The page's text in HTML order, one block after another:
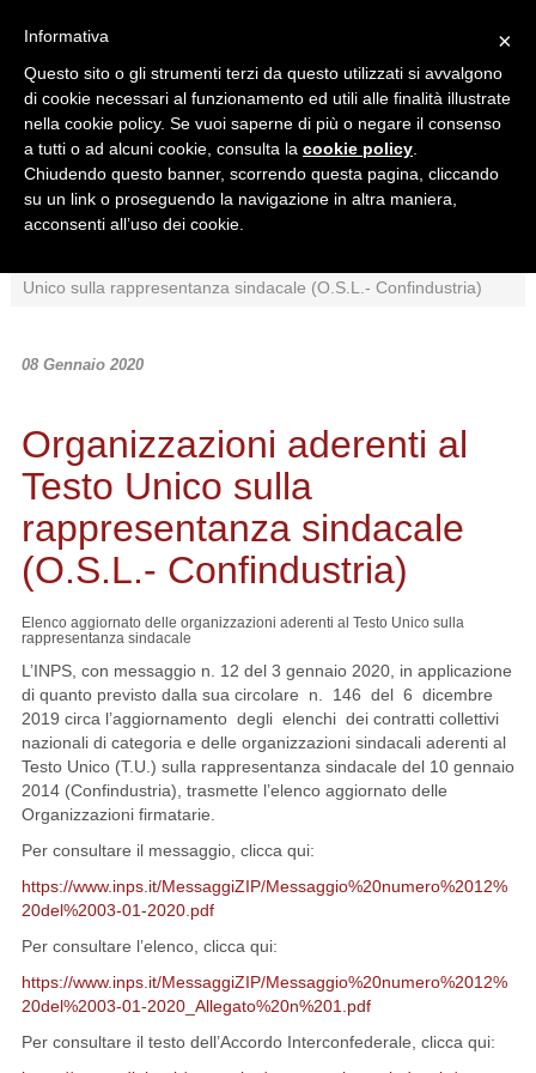
Ricerca in:
Sezione corrente
Tutto il sito
Unico sulla rappresentanza sindacale (O.S.L.- Confindustria)
08 Gennaio 2020
Organizzazioni aderenti al
Testo Unico sulla
rappresentanza sindacale
(O.S.L.- Confindustria)
Elenco aggiornato delle organizzazioni aderenti al Testo Unico sulla
rappresentanza sindacale
L’INPS, con messaggio n. 12 del 3 gennaio 2020, in applicazione
di quanto previsto dalla sua circolare n. 146 del 6 dicembre
2019 circa l’aggiornamento degli elenchi dei contratti collettivi
nazionali di categoria e delle organizzazioni sindacali aderenti al
Testo Unico (T.U.) sulla rappresentanza sindacale del 10 gennaio
2014 (Confindustria), trasmette l’elenco aggiornato delle
Organizzazioni firmatarie.
Per consultare il messaggio, clicca qui:
https://www.inps.it/MessaggiZIP/Messaggio%20numero%2012%
20del%2003-01-2020.pdf
Per consultare l’elenco, clicca qui:
https://www.inps.it/MessaggiZIP/Messaggio%20numero%2012%
20del%2003-01-2020_Allegato%20n%201.pdf
Per consultare il testo dell’Accordo Interconfederale, clicca qui:
×
Informativa
Questo sito o gli strumenti terzi da questo utilizzati si avvalgono
di cookie necessari al funzionamento ed utili alle finalità illustrate
nella cookie policy. Se vuoi saperne di più o negare il consenso
a tutti o ad alcuni cookie, consulta la cookie policy
Chiudendo questo banner, scorrendo questa pagina, cliccando
su un link o proseguendo la navigazione in altra maniera,
acconsenti all’uso dei cookie.